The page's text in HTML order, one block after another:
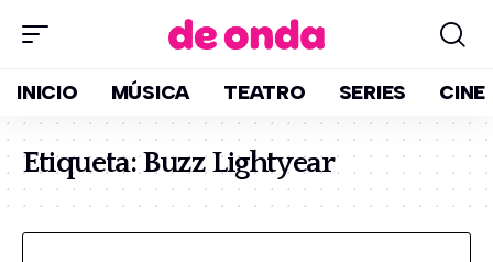
INICIO MÚSICA TEATRO SERIES CINE
Etiqueta:Buzz Lightyear